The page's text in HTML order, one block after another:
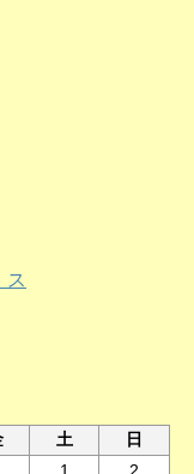
土
日